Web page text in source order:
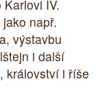
IV.
např.
výstavbu
i další
království i říše